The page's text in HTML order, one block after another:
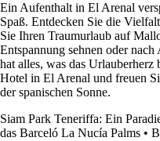
Ein Aufenthalt in El Arenal
Spaß. Entdecken Sie die
Sie Ihren Traumurlaub auf
Entspannung sehnen oder
hat alles, was das
Hotel in El Arenal und freuen
der spanischen Sonne.
Siam Park Teneriffa: Ein
das Barceló La Nucía Palms •